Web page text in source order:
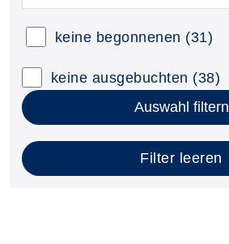
keine begonnenen (31)
keine ausgebuchten (38)
Auswahl filtern
Filter leeren